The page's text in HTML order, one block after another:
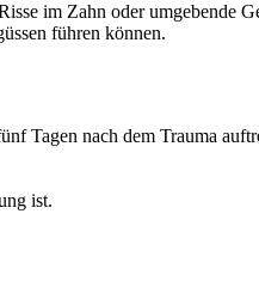
im Zahn oder umgebende
führen können.
Tagen nach dem Trauma
ist.